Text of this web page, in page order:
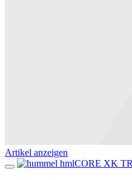
Artikel anzeigen